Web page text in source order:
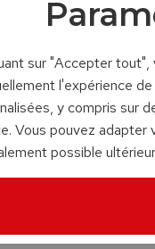
sur "Accepter
l'expérience
y compris sur
Vous pouvez adapter
possible